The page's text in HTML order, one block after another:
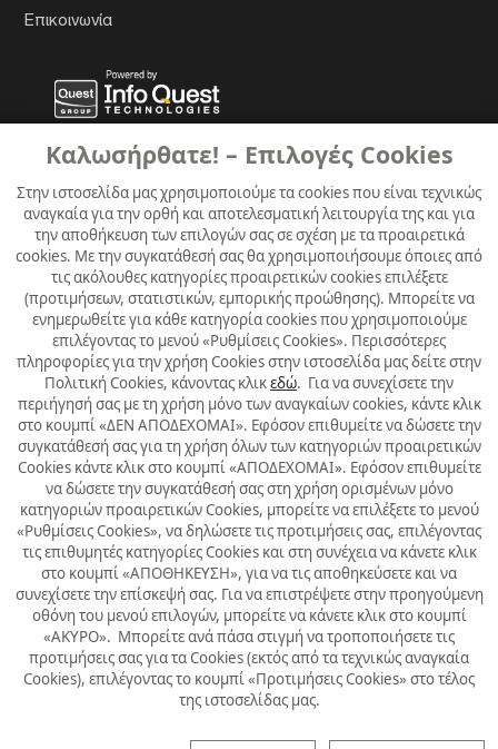
Καλωσήρθατε! – Επιλογές Cookies
Στην ιστοσελίδα μας χρησιμοποιούμε τα cookies που είναι τεχνικώς
αναγκαία για την ορθή και αποτελεσματική λειτουργία της και για
την αποθήκευση των επιλογών σας σε σχέση με τα προαιρετικά
cookies. Με την συγκατάθεσή σας θα χρησιμοποιήσουμε όποιες από
τις ακόλουθες κατηγορίες προαιρετικών cookies επιλέξετε
(προτιμήσεων, στατιστικών, εμπορικής προώθησης). Μπορείτε να
ενημερωθείτε για κάθε κατηγορία cookies που χρησιμοποιούμε
επιλέγοντας το μενού «Ρυθμίσεις Cookies». Περισσότερες
πληροφορίες για την χρήση Cookies στην ιστοσελίδα μας δείτε στην
Πολιτική Cookies, κάνοντας κλικεδώ. Για να συνεχίσετε την
περιήγησή σας με τη χρήση μόνο των αναγκαίων cookies, κάντε κλικ
στο κουμπί «ΔΕΝ ΑΠΟΔΕΧΟΜΑΙ». Εφόσον επιθυμείτε να δώσετε την
συγκατάθεσή σας για τη χρήση όλων των κατηγοριών προαιρετικών
Cookies κάντε κλικ στο κουμπί «ΑΠΟΔΕΧΟΜΑΙ». Εφόσον επιθυμείτε
να δώσετε την συγκατάθεσή σας στη χρήση ορισμένων μόνο
κατηγοριών προαιρετικών Cookies, μπορείτε να επιλέξετε το μενού
«Ρυθμίσεις Cookies», να δηλώσετε τις προτιμήσεις σας, επιλέγοντας
τις επιθυμητές κατηγορίες Cookies και στη συνέχεια να κάνετε κλικ
στο κουμπί «ΑΠΟΘΗΚΕΥΣΗ», για να τις αποθηκεύσετε και να
συνεχίσετε την επίσκεψή σας. Για να επιστρέψετε στην προηγούμενη
οθόνη του μενού επιλογών, μπορείτε να κάνετε κλικ στο κουμπί
«ΑΚΥΡΟ». Μπορείτε ανά πάσα στιγμή να τροποποιήσετε τις
προτιμήσεις σας για τα Cookies (εκτός από τα τεχνικώς αναγκαία
Cookies), επιλέγοντας το κουμπί «Προτιμήσεις Cookies» στο τέλος
της ιστοσελίδας μας.
Επικοινωνία